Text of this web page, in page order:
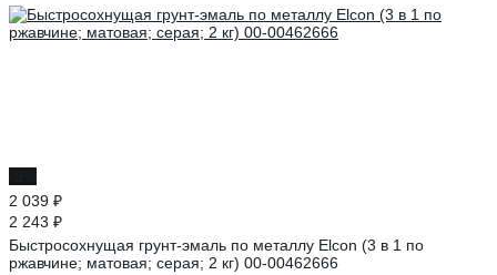
2 039 ₽
2 243 ₽
Быстросохнущая грунт-эмаль по металлу Elcon (3 в 1 по
ржавчине; матовая; серая; 2 кг) 00-00462666